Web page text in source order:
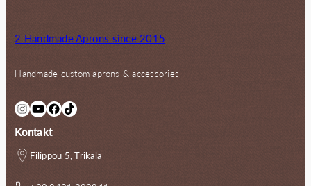
2 Handmade Aprons since 2015
Handmade custom aprons & accessories
InstagramYouTube Facebook TikTok
Kontakt
Filippou 5, Trikala